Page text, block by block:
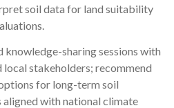
soil data for land suitability
knowledge-sharing sessions with
stakeholders; recommend
for long-term soil
with national climate